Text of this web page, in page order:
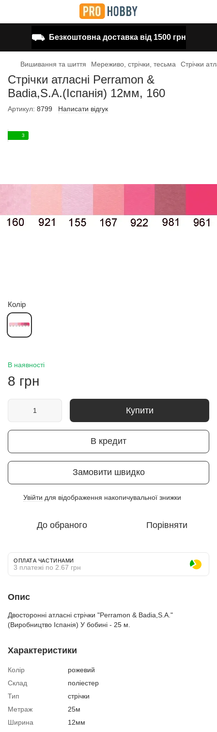
⛟ Безкоштовна доставка від 1500 грн
Вишивання та шиття Мереживо, стрічки, тесьма Стрічки
Стрічки атласні Perramon &
Badia,S.A.(Іспанія) 12мм, 160
Артикул: 8799 Написати відгук
3
Колір
В наявності
8 грн
Купити
В кредит
Замовити швидко
Увійти для відображення накопичувальної знижки
До обраного Порівняти
ОПЛАТА ЧАСТИНАМИ
3 платежі по 2.67 грн
Опис
Двосторонні атласні стрічки "Perramon & Badia,S.A."
(Виробництво Іспанія) У бобині - 25 м.
Характеристики
Колір
рожевий
Склад
поліестер
Тип
стрічки
Метраж
25м
Ширина
12мм